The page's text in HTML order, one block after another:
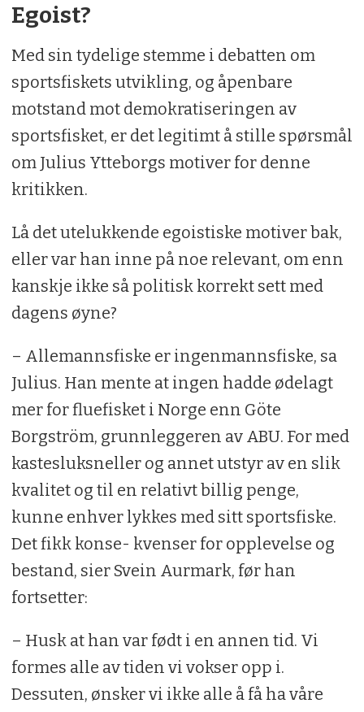
Egoist?
Med sin tydelige stemme i debatten om
sportsfiskets utvikling, og åpenbare
motstand mot demokratiseringen av
sportsfisket, er det legitimt å stille spørsmål
om Julius Ytteborgs motiver for denne
kritikken.
Lå det utelukkende egoistiske motiver bak,
eller var han inne på noe relevant, om enn
kanskje ikke så politisk korrekt sett med
dagens øyne?
– Allemannsfiske er ingenmannsfiske, sa
Julius. Han mente at ingen hadde ødelagt
mer for fluefisket i Norge enn Göte
Borgström, grunnleggeren av ABU. For med
kastesluksneller og annet utstyr av en slik
kvalitet og til en relativt billig penge,
kunne enhver lykkes med sitt sportsfiske.
Det fikk konse- kvenser for opplevelse og
bestand, sier Svein Aurmark, før han
fortsetter:
– Husk at han var født i en annen tid. Vi
formes alle av tiden vi vokser opp i.
Dessuten, ønsker vi ikke alle å få ha våre